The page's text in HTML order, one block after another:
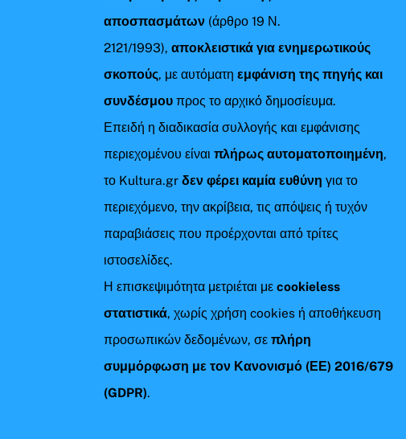
αποσπασμάτων (άρθρο 19 Ν.
2121/1993), αποκλειστικά για ενημερωτικούς
σκοπούς, με αυτόματηεμφάνιση της πηγής και
συνδέσμου προς το αρχικό δημοσίευμα.
Επειδή η διαδικασία συλλογής και εμφάνισης
περιεχομένου είναιπλήρως αυτοματοποιημένη,
το Kultura.grδεν φέρει καμία ευθύνη για το
περιεχόμενο, την ακρίβεια, τις απόψεις ή τυχόν
παραβιάσεις που προέρχονται από τρίτες
ιστοσελίδες.
Η επισκεψιμότητα μετριέται μεcookieless
στατιστικά, χωρίς χρήση cookies ή αποθήκευση
προσωπικών δεδομένων, σεπλήρη
συμμόρφωση με τον Κανονισμό (ΕΕ) 2016/679
(GDPR).